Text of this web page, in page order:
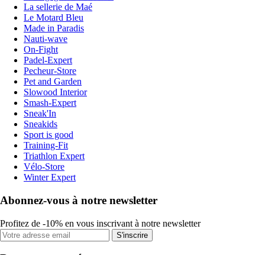
La sellerie de Maé
Le Motard Bleu
Made in Paradis
Nauti-wave
On-Fight
Padel-Expert
Pecheur-Store
Pet and Garden
Slowood Interior
Smash-Expert
Sneak'In
Sneakids
Sport is good
Training-Fit
Triathlon Expert
Vélo-Store
Winter Expert
Abonnez-vous à notre newsletter
Profitez de -10% en vous inscrivant à notre newsletter
S'inscrire